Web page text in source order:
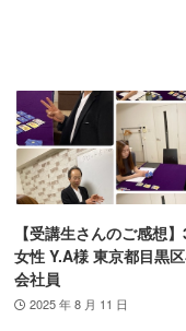
【受講生さんのご感想
女性 Y.A様 東京都目黒
会社員
2025 年 8 月 11 日